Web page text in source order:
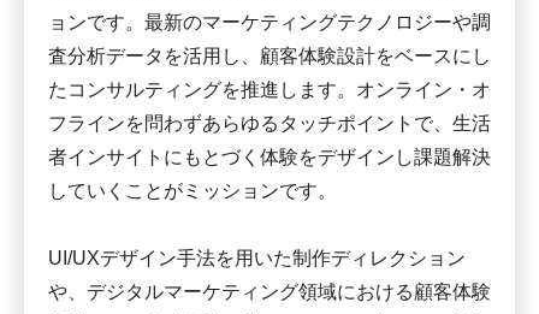
ョンです。最新のマーケティングテクノロジーや調
査分析データを活用し、顧客体験設計をベースにし
たコンサルティングを推進します。オンライン・オ
フラインを問わずあらゆるタッチポイントで、生活
者インサイトにもとづく体験をデザインし課題解決
していくことがミッションです。
UI/UXデザイン手法を用いた制作ディレクション
や、デジタルマーケティング領域における顧客体験